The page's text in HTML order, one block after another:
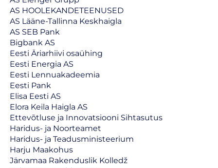
AS HOOLEKANDETEENUSED
AS Lääne-Tallinna Keskhaigla
AS SEB Pank
Bigbank AS
Eesti Äriarhiivi osaühing
Eesti Energia AS
Eesti Lennuakadeemia
Eesti Pank
Elisa Eesti AS
Elora Keila Haigla AS
Ettevõtluse ja Innovatsiooni Sihtasutus
Haridus- ja Noorteamet
Haridus- ja Teadusministeerium
Harju Maakohus
Järvamaa Rakenduslik Kolledž